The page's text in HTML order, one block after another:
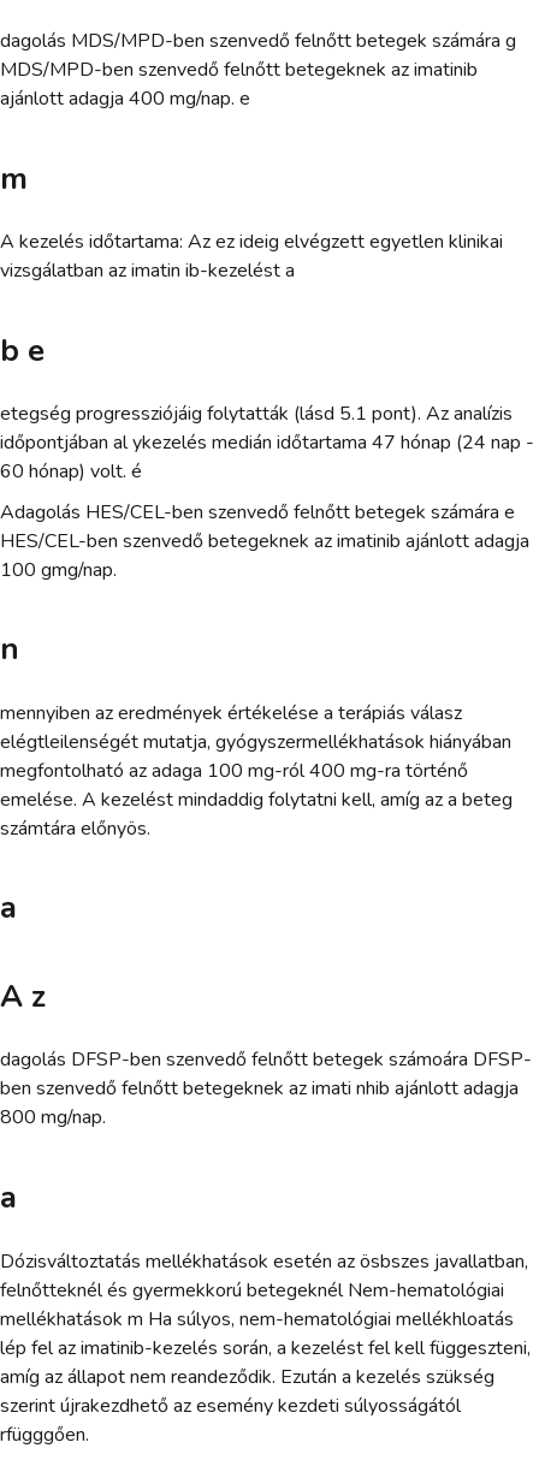
dagolás MDS/MPD-ben szenvedő felnőtt betegek számára g
MDS/MPD-ben szenvedő felnőtt betegeknek az imatinib
ajánlott adagja 400 mg/nap. e
m
A kezelés időtartama: Az ez ideig elvégzett egyetlen klinikai
vizsgálatban az imatin ib-kezelést a
b e
etegség progressziójáig folytatták (lásd 5.1 pont). Az analízis
időpontjában al ykezelés medián időtartama 47 hónap (24 nap -
60 hónap) volt. é
Adagolás HES/CEL-ben szenvedő felnőtt betegek számára e
HES/CEL-ben szenvedő betegeknek az imatinib ajánlott adagja
100 gmg/nap.
n
mennyiben az eredmények értékelése a terápiás válasz
elégtleilenségét mutatja, gyógyszermellékhatások hiányában
megfontolható az adaga 100 mg-ról 400 mg-ra történő
emelése. A kezelést mindaddig folytatni kell, amíg az a beteg
számtára előnyös.
a
A z
dagolás DFSP-ben szenvedő felnőtt betegek számoára DFSP-
ben szenvedő felnőtt betegeknek az imati nhib ajánlott adagja
800 mg/nap.
a
Dózisváltoztatás mellékhatások esetén az ösbszes javallatban,
felnőtteknél és gyermekkorú betegeknél Nem-hematológiai
mellékhatások m Ha súlyos, nem-hematológiai mellékhloatás
lép fel az imatinib-kezelés során, a kezelést fel kell függeszteni,
amíg az állapot nem reandeződik. Ezután a kezelés szükség
szerint újrakezdhető az esemény kezdeti súlyosságától
rfügggően.